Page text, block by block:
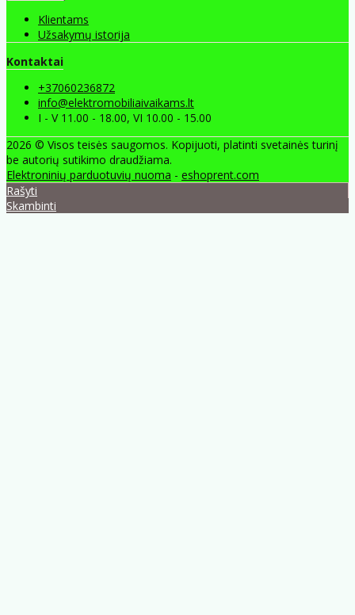
Klientams
Užsakymų istorija
Kontaktai
+37060236872
info@elektromobiliaivaikams.lt
I - V 11.00 - 18.00, VI 10.00 - 15.00
2026 © Visos teisės saugomos. Kopijuoti, platinti svetainės turinį
be autorių sutikimo draudžiama.
Elektroninių parduotuvių nuoma - eshoprent.com
Rašyti
Skambinti